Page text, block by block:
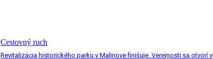
Cestovný ruch
Revitalizácia historického parku v Malinove finišuje. Verejnosti sa otvorí v